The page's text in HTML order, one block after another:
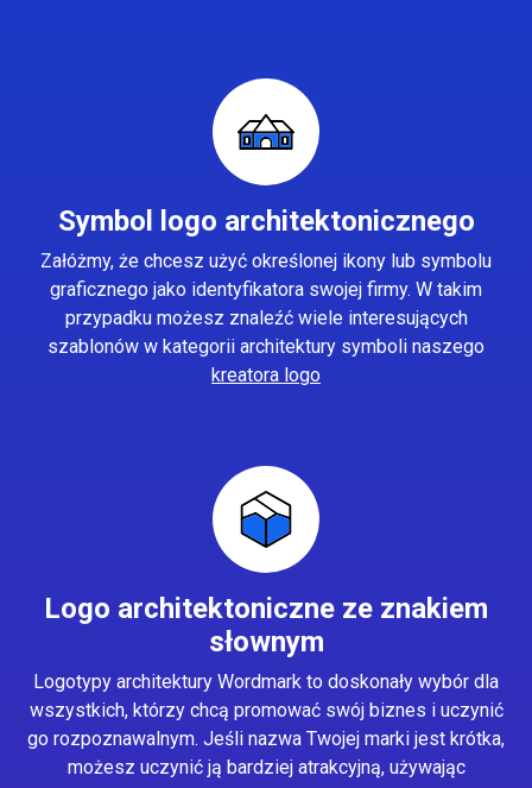
Symbol logo architektonicznego
Załóżmy, że chcesz użyć określonej ikony lub symbolu
graficznego jako identyfikatora swojej firmy. W takim
przypadku możesz znaleźć wiele interesujących
szablonów w kategorii architektury symboli naszego
kreatora logo
Logo architektoniczne ze znakiem
słownym
Logotypy architektury Wordmark to doskonały wybór dla
wszystkich, którzy chcą promować swój biznes i uczynić
go rozpoznawalnym. Jeśli nazwa Twojej marki jest krótka,
możesz uczynić ją bardziej atrakcyjną, używając